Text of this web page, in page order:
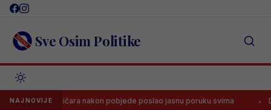
Skip
content Sve Osim Politike
NAJNOVIJE
Željezničara nakon pobjede poslao jasnu poruku svima